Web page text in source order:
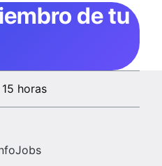
de tu
horas